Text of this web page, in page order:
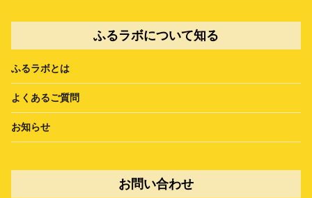
ふるラボについて知る
ふるラボとは
よくあるご質問
お知らせ
お問い合わせ